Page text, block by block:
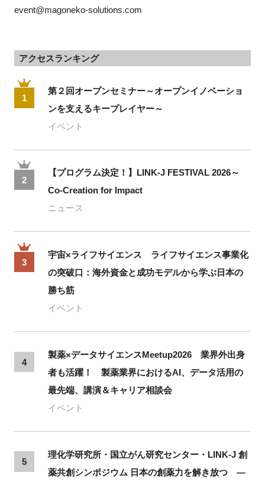
event@magoneko-solutions.com
アクセスランキング
1
第２回オープンセミナー～オープンイノベーショ
ンを支えるキープレイヤー～
イベント
2
【プログラム決定！】LINK-J FESTIVAL 2026～
Co-Creation for Impact
ニュース
3
宇宙×ライフサイエンス ライフサイエンス事業化
の突破口：海外資金と成功モデルから学ぶ日本の
勝ち筋
イベント
4
製薬×データサイエンスMeetup2026 業界外出身
者も活躍！ 製薬業界におけるAI、データ活用の
最先端、講演＆キャリア相談会
イベント
5
理化学研究所・国立がん研究センター・LINK-J 創
薬共創シンポジウム 日本の創薬力を解き放つ ―